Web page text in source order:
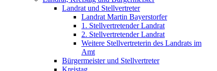
Landrat und Stellvertreter
Landrat Martin Bayerstorfer
1. Stellvertretender Landrat
2. Stellvertretender Landrat
Weitere Stellvertreterin des Landrats im
Amt
Bürgermeister und Stellvertreter
Kreistag